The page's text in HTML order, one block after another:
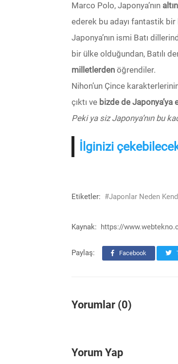
Marco Polo, Japonya’nın
ederek bu adayı fantastik bir
Japonya’nın ismi Batı
bir ülke olduğundan, Batılı
milletlerden öğrendiler.
Nihon’un Çince
çıktı ve bizde de Japonya’ya
Peki ya siz Japonya’nın bu
İlginizi
Etiketler: #Japonlar Neden
Kaynak: https://
Paylaş: Facebook
Yorumlar (0)
Yorum Yap